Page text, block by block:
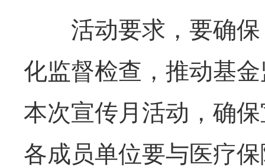
活动要求，要确保
化监督检查，推动基
本次宣传月活动，确
各成员单位要与医疗